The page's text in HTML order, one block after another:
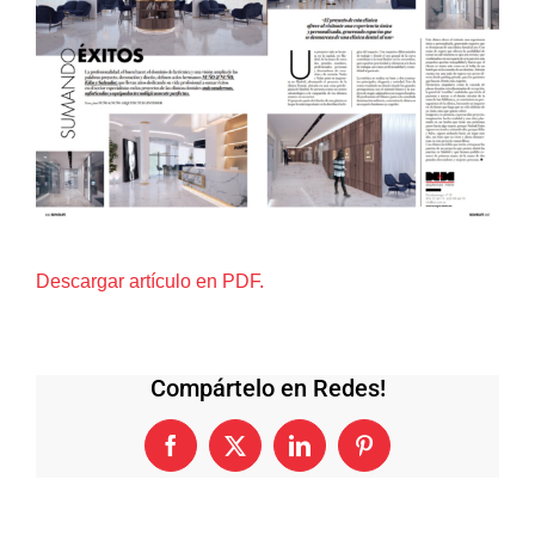
más
grande
Descargar artículo en PDF.
Compártelo en Redes!
Facebook
X LinkedInPinterest